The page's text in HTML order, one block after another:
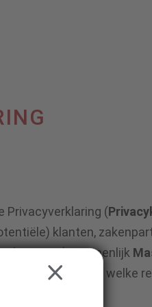
Privacyverklaring (
klanten,
diensten (gezamenlijk
verwerken, en welke
CLOSE